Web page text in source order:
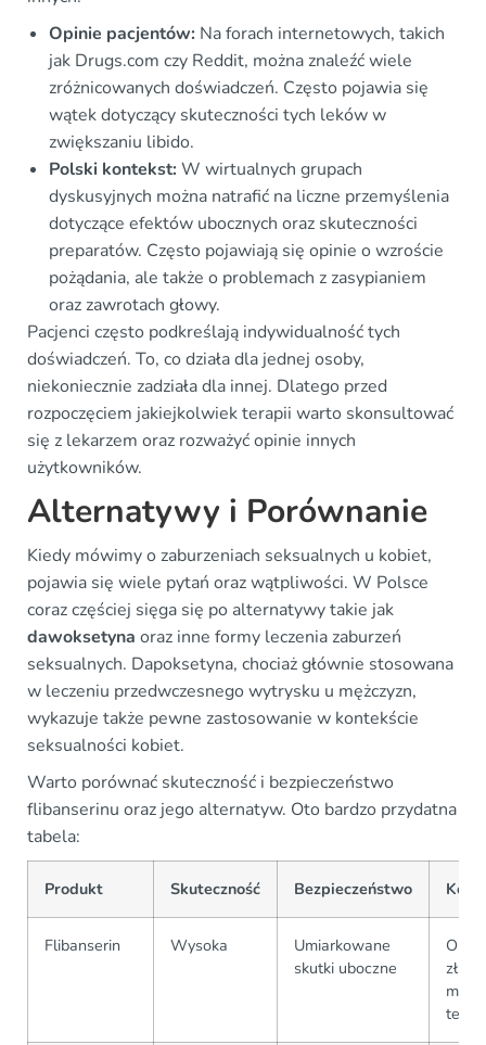
Opinie pacjentów: Na forach internetowych, takich
jak Drugs.com czy Reddit, można znaleźć wiele
zróżnicowanych doświadczeń. Często pojawia się
wątek dotyczący skuteczności tych leków w
zwiększaniu libido.
Polski kontekst:W wirtualnych grupach
dyskusyjnych można natrafić na liczne przemyślenia
dotyczące efektów ubocznych oraz skuteczności
preparatów. Często pojawiają się opinie o wzroście
pożądania, ale także o problemach z zasypianiem
oraz zawrotach głowy.
Pacjenci często podkreślają indywidualność tych
doświadczeń. To, co działa dla jednej osoby,
niekoniecznie zadziała dla innej. Dlatego przed
rozpoczęciem jakiejkolwiek terapii warto skonsultować
się z lekarzem oraz rozważyć opinie innych
użytkowników.
Alternatywy i Porównanie
Kiedy mówimy o zaburzeniach seksualnych u kobiet,
pojawia się wiele pytań oraz wątpliwości. W Polsce
coraz częściej sięga się po alternatywy takie jak
dawoksetyna oraz inne formy leczenia zaburzeń
seksualnych. Dapoksetyna, chociaż głównie stosowana
w leczeniu przedwczesnego wytrysku u mężczyzn,
wykazuje także pewne zastosowanie w kontekście
seksualności kobiet.
Warto porównać skuteczność i bezpieczeństwo
flibanserinu oraz jego alternatyw. Oto bardzo przydatna
tabela:
Produkt Skuteczność Bezpieczeństwo Koszt
Flibanserin Wysoka
Umiarkowane
skutki uboczne
zł za